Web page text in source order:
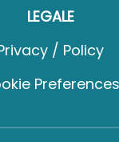
LEGALE
/ Policy
Preferences